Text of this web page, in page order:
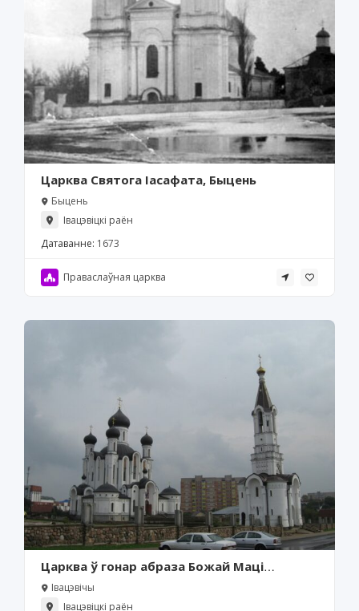
Царква Святога Іасафата, Быцень
Быцень
Івацэвіцкі раён
Датаванне: 1673
Праваслаўная царква
Царква ў гонар абраза Божай Маці
«Дзяржаўны», Івацэвічы
Івацэвічы
Івацэвіцкі раён